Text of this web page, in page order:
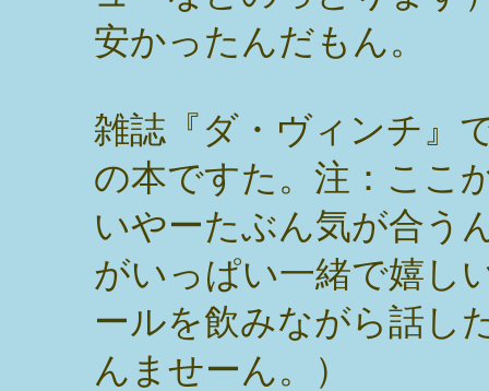
安かったんだもん。
雑誌『ダ・ヴィンチ』
の本ですた。注：ここ
いやーたぶん気が合う
がいっぱい一緒で嬉し
ールを飲みながら話し
んませーん。）